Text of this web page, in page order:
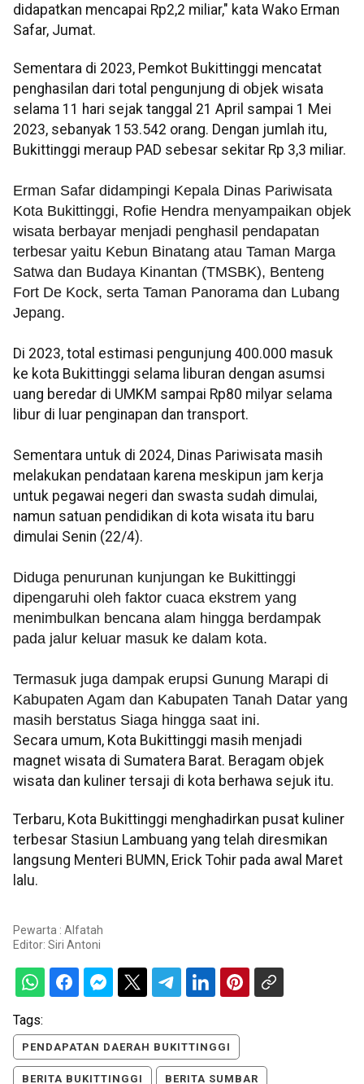
didapatkan mencapai Rp2,2 miliar," kata Wako Erman
Safar, Jumat.
Sementara di 2023, Pemkot Bukittinggi mencatat
penghasilan dari total pengunjung di objek wisata
selama 11 hari sejak tanggal 21 April sampai 1 Mei
2023, sebanyak 153.542 orang. Dengan jumlah itu,
Bukittinggi meraup PAD sebesar sekitar Rp 3,3 miliar.
Erman Safar didampingi Kepala Dinas Pariwisata
Kota Bukittinggi, Rofie Hendra menyampaikan objek
wisata berbayar menjadi penghasil pendapatan
terbesar yaitu Kebun Binatang atau Taman Marga
Satwa dan Budaya Kinantan (TMSBK), Benteng
Fort De Kock, serta Taman Panorama dan Lubang
Jepang.
Di 2023, total estimasi pengunjung 400.000 masuk
ke kota Bukittinggi selama liburan dengan asumsi
uang beredar di UMKM sampai Rp80 milyar selama
libur di luar penginapan dan transport.
Sementara untuk di 2024, Dinas Pariwisata masih
melakukan pendataan karena meskipun jam kerja
untuk pegawai negeri dan swasta sudah dimulai,
namun satuan pendidikan di kota wisata itu baru
dimulai Senin (22/4).
Diduga penurunan kunjungan ke Bukittinggi
dipengaruhi oleh faktor cuaca ekstrem yang
menimbulkan bencana alam hingga berdampak
pada jalur keluar masuk ke dalam kota.
Termasuk juga dampak erupsi Gunung Marapi di
Kabupaten Agam dan Kabupaten Tanah Datar yang
masih berstatus Siaga hingga saat ini.
Secara umum, Kota Bukittinggi masih menjadi
magnet wisata di Sumatera Barat. Beragam objek
wisata dan kuliner tersaji di kota berhawa sejuk itu.
Terbaru, Kota Bukittinggi menghadirkan pusat kuliner
terbesar Stasiun Lambuang yang telah diresmikan
langsung Menteri BUMN, Erick Tohir pada awal Maret
lalu.
Pewarta : Alfatah
Editor: Siri Antoni
Tags:
PENDAPATAN DAERAH BUKITTINGGI
BERITA BUKITTINGGI BERITA SUMBAR